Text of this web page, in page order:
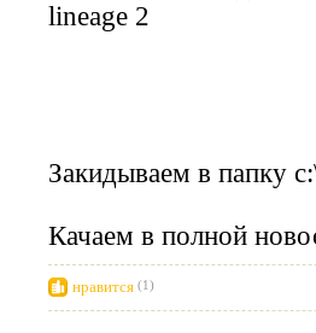
Закидываем в папку
Качаем в полной
нравится (1)